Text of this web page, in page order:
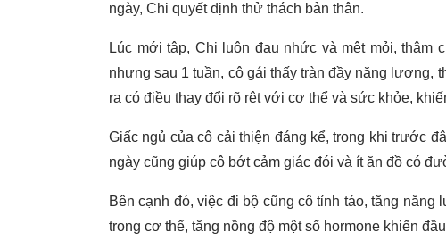
ngày, Chi quyết định thử thách bản thân.
Lúc mới tập, Chi luôn đau nhức và mệt mỏi, thậm
nhưng sau 1 tuần, cô gái thấy tràn đầy năng lượng,
ra có điều thay đổi rõ rệt với cơ thể và sức khỏe,
Giấc ngủ của cô cải thiện đáng kể, trong khi trước
ngày cũng giúp cô bớt cảm giác đói và ít ăn đồ có
Bên cạnh đó, việc đi bộ cũng cô tỉnh táo, tăng
trong cơ thể, tăng nồng độ một số hormone khiến